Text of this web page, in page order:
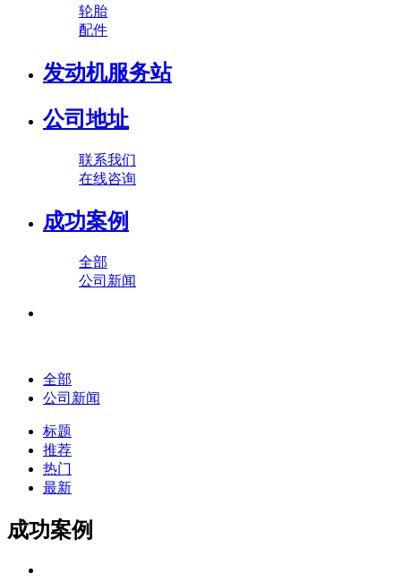
轮胎
配件
发动机服务站
公司地址
联系我们
在线咨询
成功案例
全部
公司新闻
全部
公司新闻
标题
推荐
热门
最新
成功案例